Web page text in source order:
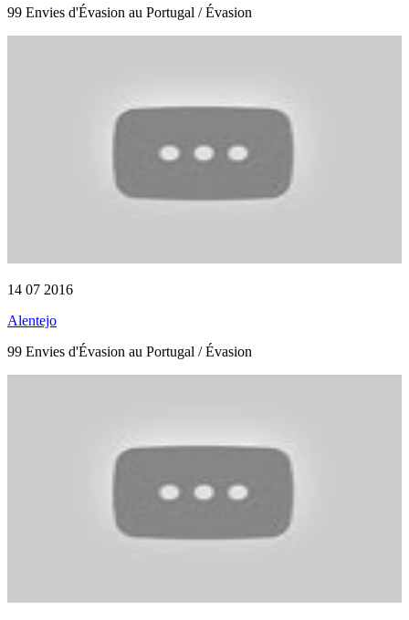
99 Envies d'Évasion au Portugal / Évasion
14 07 2016
Alentejo
99 Envies d'Évasion au Portugal / Évasion